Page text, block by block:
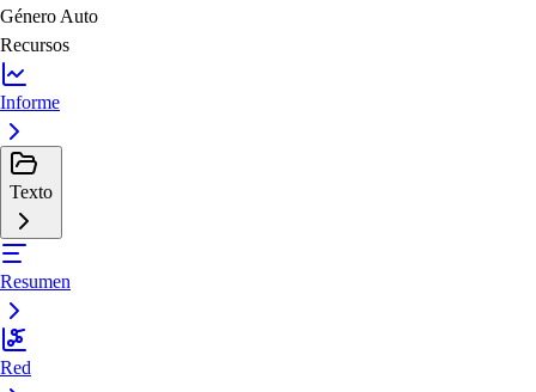
Género Auto
Recursos
Informe
Texto
Resumen
Red